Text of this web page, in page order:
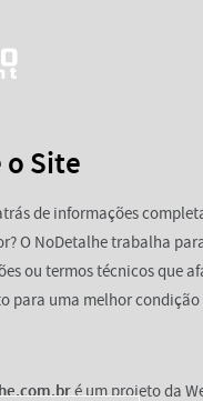
o Site
de informações
O NoDetalhe trabalha
ou termos técnicos que
para uma melhor condição
é um projeto da